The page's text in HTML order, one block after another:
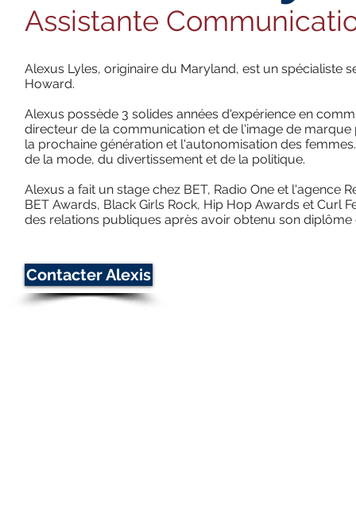
Assistante
Alexus Lyles, originaire du Maryland, est un spécialiste
Howard.
Alexus possède 3 solides années d'expérience en
directeur de la communication et de l'image de
la prochaine génération et l'autonomisation des
de la mode, du divertissement et de la politique.
Alexus a fait un stage chez BET, Radio One et l'agence
BET Awards, Black Girls Rock, Hip Hop Awards et Curl
des relations publiques après avoir obtenu son
Contacter Alexis